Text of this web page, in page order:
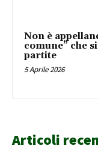
Non è
comune” che
partite
5 Aprile 2026
Articoli